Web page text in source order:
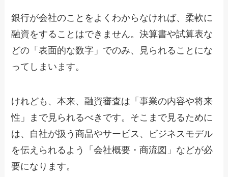
銀行が会社のことをよくわからなければ、柔軟に
融資をすることはできません。決算書や試算表な
どの「表面的な数字」でのみ、見られることにな
ってしまいます。
けれども、本来、融資審査は「事業の内容や将来
性」まで見られるべきです。そこまで見るために
は、自社が扱う商品やサービス、ビジネスモデル
を伝えられるよう「会社概要・商流図」などが必
要になります。